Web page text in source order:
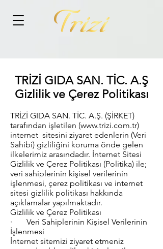
TRİZİ GIDA SAN. TİC. A.Ş
Gizlilik ve Çerez Politikası
TRİZİ GIDA SAN. TİC. A.Ş. (ŞİRKET)
tarafından işletilen (www.trizi.com.tr)
internet sitesini ziyaret edenlerin (Veri
Sahibi) gizliliğini koruma önde gelen
ilkelerimiz arasındadır. İnternet Sitesi
Gizlilik ve Çerez Politikası (Politika) ile;
veri sahiplerinin kişisel verilerinin
işlenmesi, çerez politikası ve internet
sitesi gizlilik politikası hakkında
açıklamalar yapılmaktadır.
Gizlilik ve Çerez Politikası
· Veri Sahiplerinin Kişisel Verilerinin
İşlenmesi
İnternet sitemizi ziyaret etmeniz